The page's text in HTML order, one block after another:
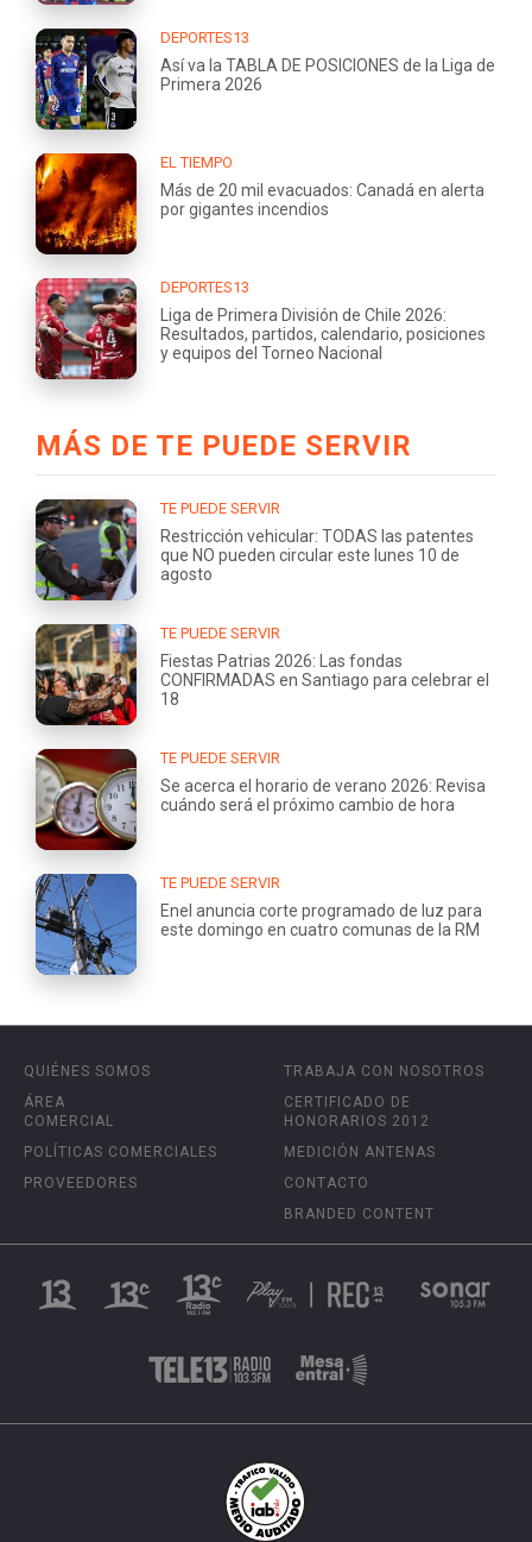
DEPORTES13
Así va la TABLA DE POSICIONES de la Liga de
Primera 2026
EL TIEMPO
Más de 20 mil evacuados: Canadá en alerta
por gigantes incendios
DEPORTES13
Liga de Primera División de Chile 2026:
Resultados, partidos, calendario, posiciones
y equipos del Torneo Nacional
MÁS DE TE PUEDE SERVIR
TE PUEDE SERVIR
Restricción vehicular: TODAS las patentes
que NO pueden circular este lunes 10 de
agosto
TE PUEDE SERVIR
Fiestas Patrias 2026: Las fondas
CONFIRMADAS en Santiago para celebrar el
18
TE PUEDE SERVIR
Se acerca el horario de verano 2026: Revisa
cuándo será el próximo cambio de hora
TE PUEDE SERVIR
Enel anuncia corte programado de luz para
este domingo en cuatro comunas de la RM
QUIÉNES SOMOS
ÁREA
COMERCIAL
POLÍTICAS COMERCIALES
PROVEEDORES
TRABAJA CON NOSOTROS
CERTIFICADO DE
HONORARIOS 2012
MEDICIÓN ANTENAS
CONTACTO
BRANDED CONTENT